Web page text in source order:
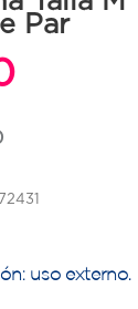
Par
uso externo.